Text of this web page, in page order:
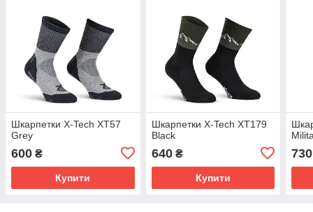
Шкарпетки X-Tech XT57
Grey
600 ₴
Купити
Шкарпетки X-Tech XT179
Black
640₴
Купити
730